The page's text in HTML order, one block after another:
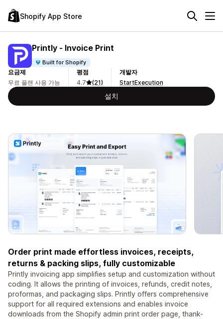
Shopify App Store
Printly ‑ Invoice Print
Built for Shopify
요금제
무료 플랜 사용 가능
평점
4.7
(21)
개발자
StartExecution
설치
Order print made effortless invoices, receipts,
returns & packing slips, fully customizable
Printly invoicing app simplifies setup and customization without
coding. It allows the printing of invoices, refunds, credit notes,
proformas, and packaging slips. Printly offers comprehensive
support for all required extensions and enables invoice
downloads from the Shopify admin print order page, thank-